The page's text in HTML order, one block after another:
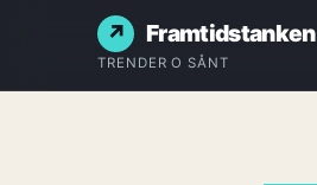
Framtidstanken
TRENDER O SÅNT